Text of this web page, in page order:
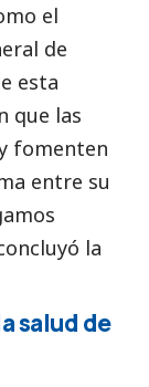
el
de
esta
que las
fomenten
entre su
la
salud de